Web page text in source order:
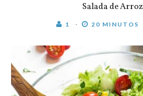
Salada de Arroz
1 20 MINUTOS